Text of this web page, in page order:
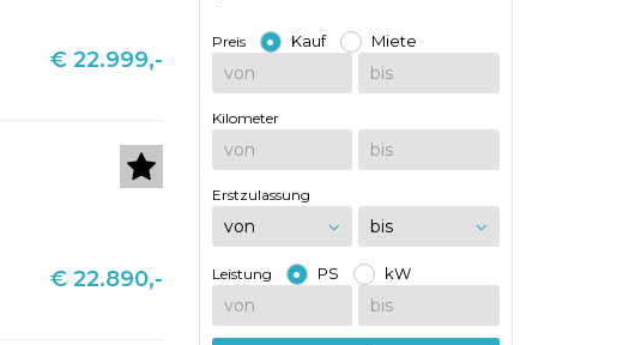
Preis Kauf Miete
Kilometer
Erstzulassung
Leistung PS kW
€ 22.999,-
€ 22.890,-